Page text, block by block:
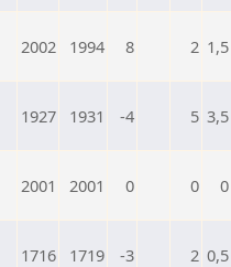
2002 1994 8 2 1,5
1927 1931 -4 5 3,5
2001 2001 0 0 0
1716 1719 -3 2 0,5